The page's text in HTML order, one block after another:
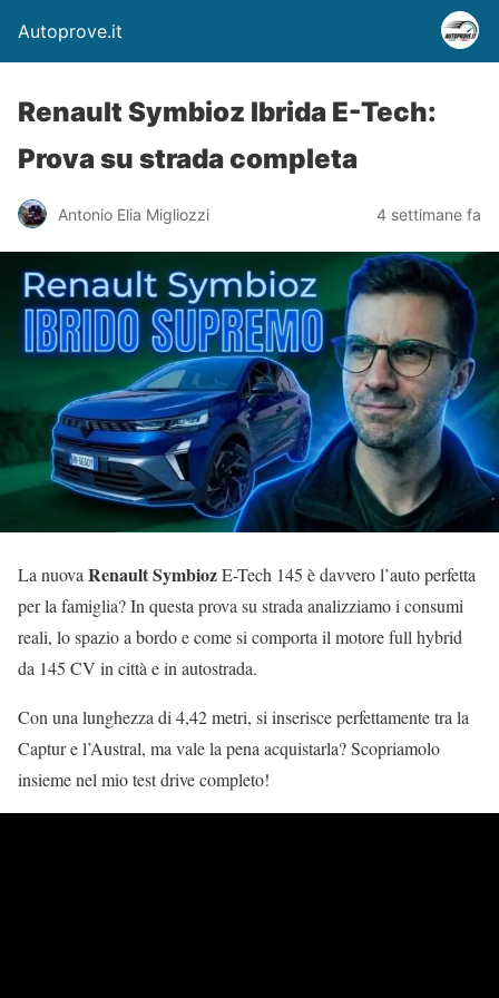
Autoprove.it
Renault Symbioz Ibrida E-Tech:
Prova su strada completa
Antonio Elia Migliozzi 4 settimane fa
La nuovaRenault SymbiozE-Tech 145 è davvero l’auto perfetta
per la famiglia? In questa prova su strada analizziamo i consumi
reali, lo spazio a bordo e come si comporta il motore full hybrid
da 145 CV in città e in autostrada.
Con una lunghezza di 4,42 metri, si inserisce perfettamente tra la
Captur e l’Austral, ma vale la pena acquistarla? Scopriamolo
insieme nel mio test drive completo!